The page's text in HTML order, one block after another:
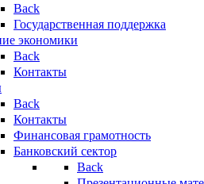
Back
Государственная поддержка
экономики
Back
Контакты
Back
Контакты
Финансовая грамотность
Банковский сектор
Back